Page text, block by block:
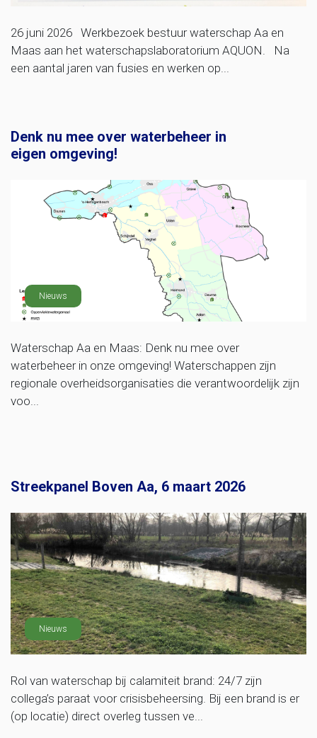
26 juni 2026 Werkbezoek bestuur waterschap Aa en
Maas aan het waterschapslaboratorium AQUON. Na
een aantal jaren van fusies en werken op...
Denk nu mee over waterbeheer in
eigen omgeving!
Nieuws
Waterschap Aa en Maas: Denk nu mee over
waterbeheer in onze omgeving! Waterschappen zijn
regionale overheidsorganisaties die verantwoordelijk zijn
voo...
Streekpanel Boven Aa, 6 maart 2026
Nieuws
Rol van waterschap bij calamiteit brand: 24/7 zijn
collega’s paraat voor crisisbeheersing. Bij een brand is er
(op locatie) direct overleg tussen ve...